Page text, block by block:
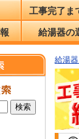
工事完了ま
給湯器の
給湯